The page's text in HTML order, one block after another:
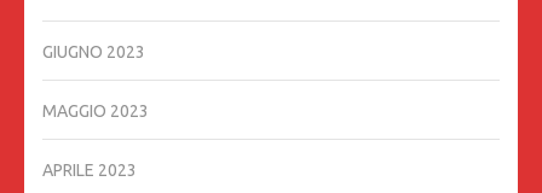
GIUGNO 2023
MAGGIO 2023
APRILE 2023